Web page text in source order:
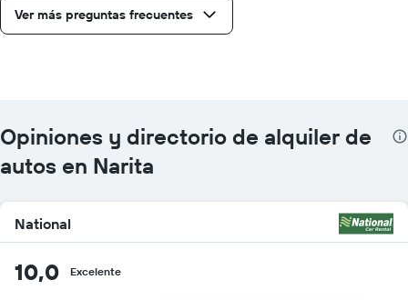
Ver más preguntas frecuentes
Opiniones y directorio de alquiler de
autos en Narita
National
10,0 Excelente